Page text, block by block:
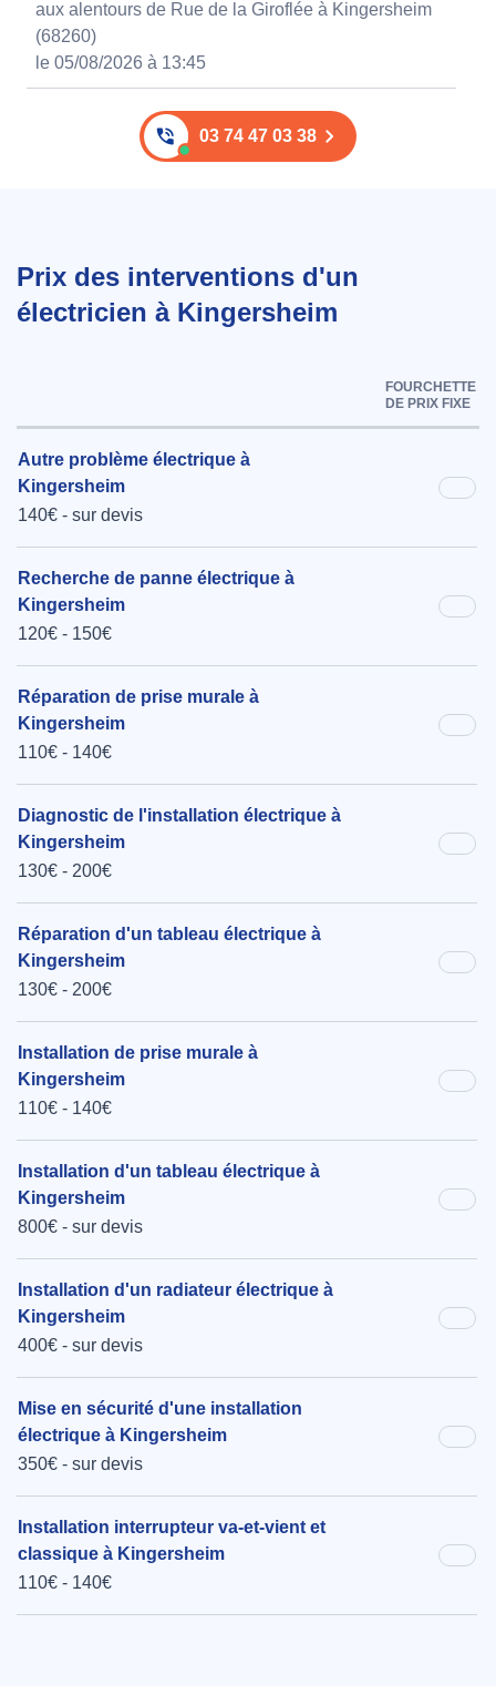
aux alentours de Rue de la Giroflée à Kingersheim
(68260)
le 05/08/2026 à 13:45
03 74 47 03 38
Prix des interventions d'un
électricien à Kingersheim
FOURCHETTE
DE PRIX FIXE
Autre problème électrique à
Kingersheim
140€ - sur devis
Recherche de panne électrique à
Kingersheim
120€ - 150€
Réparation de prise murale à
Kingersheim
110€ - 140€
Diagnostic de l'installation électrique à
Kingersheim
130€ - 200€
Réparation d'un tableau électrique à
Kingersheim
130€ - 200€
Installation de prise murale à
Kingersheim
110€ - 140€
Installation d'un tableau électrique à
Kingersheim
800€ - sur devis
Installation d'un radiateur électrique à
Kingersheim
400€ - sur devis
Mise en sécurité d'une installation
électrique à Kingersheim
350€ - sur devis
Installation interrupteur va-et-vient et
classique à Kingersheim
110€ - 140€